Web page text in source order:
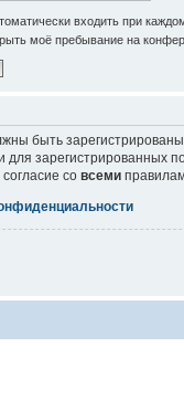
входить при
моё пребывание на
быть
для зарегистрированных
со всеми